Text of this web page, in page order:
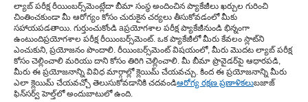
ల్యాబ్ పరీక్ష రీయింబర్స్‌మెంట్లేదా బీమా సంస్థ అందించిన ప్యాకేజీలు ఖర్చుల గురించి
చింతించకుండా మీ ఆరోగ్యం కోసం చురుకైన చర్యలు తీసుకోవడంలో మీకు
సహాయపడతాయి. గుర్తుంచుకోండి aప్రయోగశాల పరీక్ష ప్యాకేజీనుండి భిన్నంగా
ఉంటుందిప్రయోగశాల పరీక్ష రీయింబర్స్‌మెంట్. ఒక ప్యాకేజీలో మీరు కేవలం స్లాట్‌ని
ఎంచుకుని, ప్రయోజనం పొందాలి. రీయింబర్స్‌మెంట్ విషయంలో, మీరు మొదట ల్యాబ్ పరీక్ష
కోసం చెల్లించాలి మరియు దాని కోసం తిరిగి చెల్లించాలి. మీ బీమా ప్రొవైడర్‌పై ఆధారపడి,
మీరు ఈ ప్రయోజనాన్ని వివిధ మార్గాల్లో క్లెయిమ్ చేయవచ్చు. కింద ఈ ప్రయోజనాన్ని మీరు
ఎలా క్లెయిమ్ చేయవచ్చో తెలుసుకోవడానికి చదవండిఆరోగ్య రక్షణ ప్రణాళికలుబజాజ్
ఫిన్‌సర్వ్ హెల్త్‌లో అందుబాటులో ఉంది.